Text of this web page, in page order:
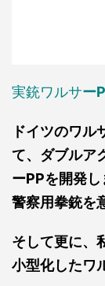
実銃ワルサー
ドイツのワ
て、ダブルア
ーPPを開発し
警察用拳銃を
そして更に、
小型化したワ